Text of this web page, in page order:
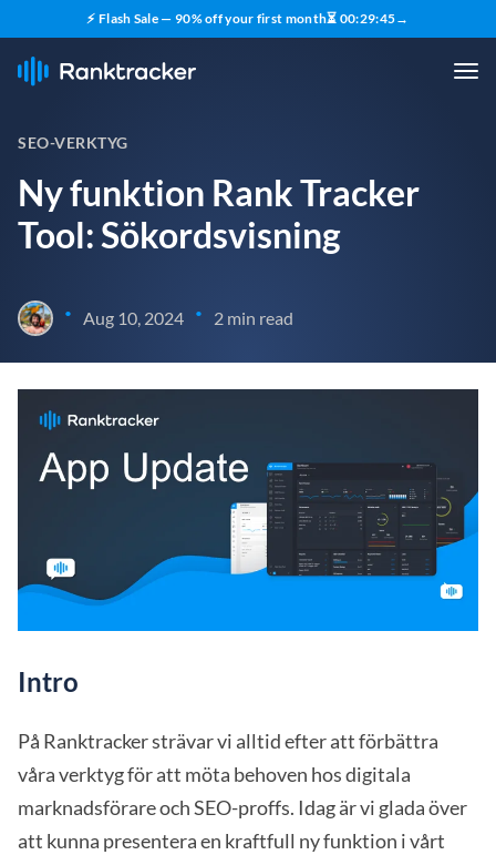
⚡ Flash Sale — 90% off your first month⏳ 00:29:44→
SEO-VERKTYG
Ny funktion Rank Tracker
Tool: Sökordsvisning
• Aug 10, 2024 • 2 min read
Intro
På Ranktracker strävar vi alltid efter att förbättra
våra verktyg för att möta behoven hos digitala
marknadsförare och SEO-proffs. Idag är vi glada över
att kunna presentera en kraftfull ny funktion i vårt